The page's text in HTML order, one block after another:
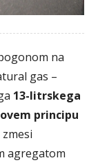
na
gas –
13-litrskega
principu
agregatom